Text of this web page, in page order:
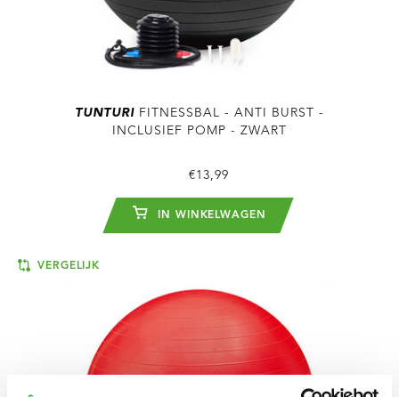
TUNTURI FITNESSBAL - ANTI BURST -
INCLUSIEF POMP - ZWART
€13,99
IN WINKELWAGEN
VERGELIJK